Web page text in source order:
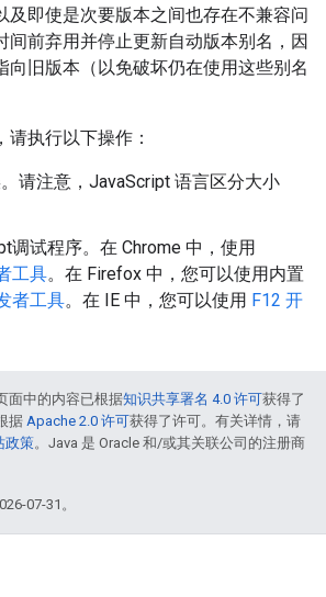
及即使是次要版本之间也存在不兼容问
间前弃用并停止更新自动版本别名，因
向旧版本（以免破坏仍在使用这些别名
执行以下操作：
请注意，JavaScript 语言区分大小
调试程序。在 Chrome 中，使用
工具。在 Firefox 中，您可以使用内置
者工具。在 IE 中，您可以使用 F12 开
面中的内容已根据知识共享署名 4.0 许可获得了
据 Apache 2.0 许可获得了许可。有关详情，请
政策。Java 是 Oracle 和/或其关联公司的注册商
07-31。